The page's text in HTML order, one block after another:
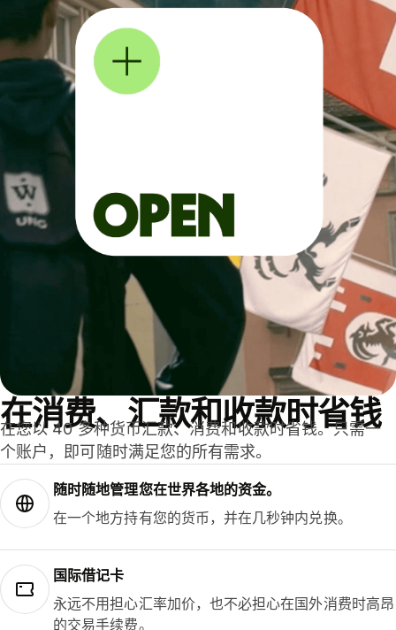
在消费、汇款和收款时省钱
在您以 40 多种货币汇款、消费和收款时省钱。只需一
个账户，即可随时满足您的所有需求。
随时随地管理您在世界各地的资金。
在一个地方持有您的货币，并在几秒钟内兑换。
国际借记卡
永远不用担心汇率加价，也不必担心在国外消费时高昂
的交易手续费。